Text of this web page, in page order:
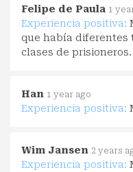
Felipe de Paula 1
Experiencia positiva:
que había diferentes
clases de prisioneros.
Han 1 year ago
Experiencia positiva:
Wim Jansen 2 years
Experiencia positiva: